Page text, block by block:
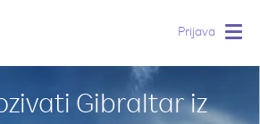
Prijava
Gibraltar iz